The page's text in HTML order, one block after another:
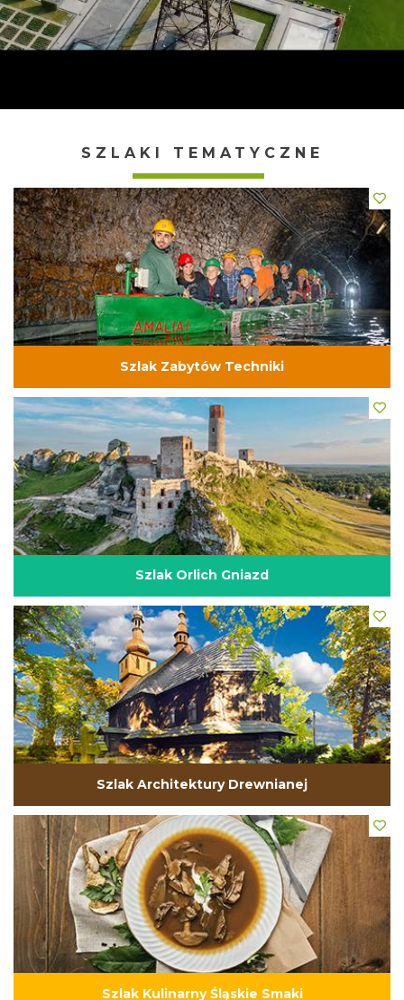
SZLAKI TEMATYCZNE
Szlak Zabytów Techniki
Szlak Orlich Gniazd
Szlak Architektury Drewnianej
Szlak Kulinarny Śląskie Smaki